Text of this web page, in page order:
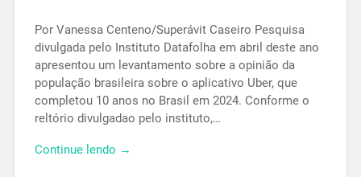
Por Vanessa Centeno/Superávit Caseiro Pesquisa
divulgada pelo Instituto Datafolha em abril deste ano
apresentou um levantamento sobre a opinião da
população brasileira sobre o aplicativo Uber, que
completou 10 anos no Brasil em 2024. Conforme o
reltório divulgadao pelo instituto,…
Continue lendo →